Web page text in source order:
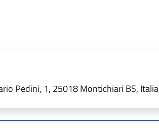
Pedini, 1, 25018 Montichiari BS, Italia